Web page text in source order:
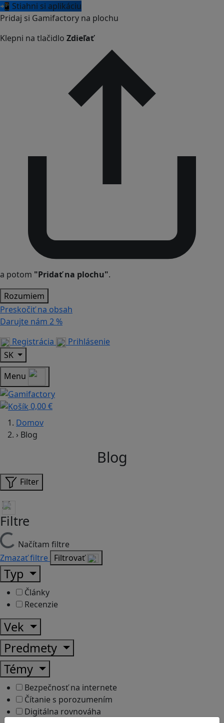
📲 Stiahni si aplikáciu
Pridaj si Gamifactory na plochu
Klepni na tlačidlo Zdieľať
a potom "Pridať na plochu".
Rozumiem
Preskočiť na obsah
Darujte nám 2 %
Registrácia
Prihlásenie
SK
Menu
0,00 €
Domov
› Blog
Blog
Filter
Filtre
Načítam filtre
Zmazať filtre Filtrovať
Typ
Články
Recenzie
Vek
Predmety
Témy
Bezpečnosť na internete
Čítanie s porozumením
Digitálna rovnováha